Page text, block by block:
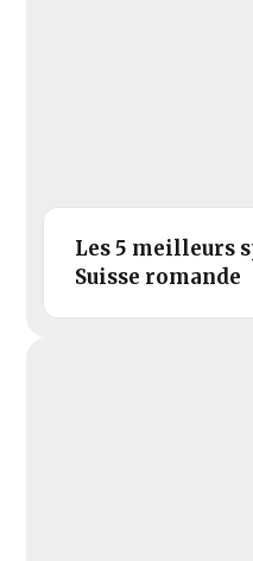
Les 5 meilleurs
Suisse romande